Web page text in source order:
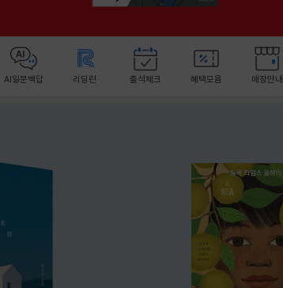
AI일문백답 리딩런 출석체크 혜택모음 매장안내